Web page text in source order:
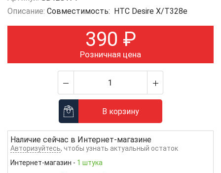
Описание: Совместимость: HTC Desire X/T328e
390 ₽
Розничная цена
В корзину
Наличие сейчас в Интернет-магазине
Авторизуйтесь, чтобы узнать актуальный остаток
Интернет-магазин - 1 штука